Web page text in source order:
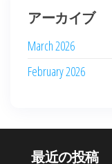
アーカイブ
March 2026
February 2026
最近の投稿